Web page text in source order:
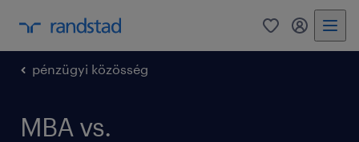
0
pénzügyi közösség
MBA vs.